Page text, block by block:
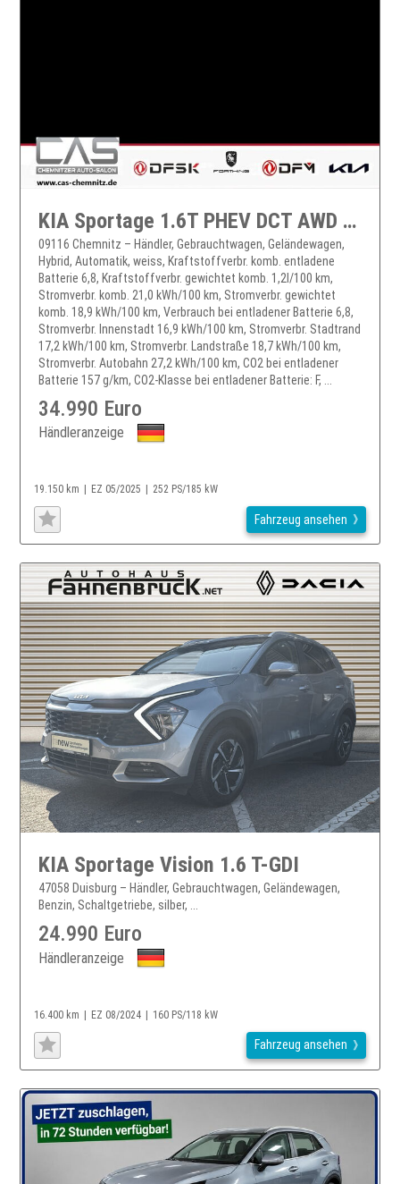
KIA Sportage 1.6T PHEV DCT AWD Plug&Ride Drive
09116 Chemnitz – Händler, Gebrauchtwagen, Geländewagen,
Hybrid, Automatik, weiss, Kraftstoffverbr. komb. entladene
Batterie 6,8, Kraftstoffverbr. gewichtet komb. 1,2l/100 km,
Stromverbr. komb. 21,0 kWh/100 km, Stromverbr. gewichtet
komb. 18,9 kWh/100 km, Verbrauch bei entladener Batterie 6,8,
Stromverbr. Innenstadt 16,9 kWh/100 km, Stromverbr. Stadtrand
17,2 kWh/100 km, Stromverbr. Landstraße 18,7 kWh/100 km,
Stromverbr. Autobahn 27,2 kWh/100 km, CO2 bei entladener
Batterie 157 g/km, CO2-Klasse bei entladener Batterie: F, ...
34.990 Euro
Händleranzeige
19.150 km EZ 05/2025 252 PS/185 kW
Fahrzeug ansehen
KIA Sportage Vision 1.6 T-GDI
47058 Duisburg – Händler, Gebrauchtwagen, Geländewagen,
Benzin, Schaltgetriebe, silber, ...
24.990 Euro
Händleranzeige
16.400 km EZ 08/2024 160 PS/118 kW
Fahrzeug ansehen